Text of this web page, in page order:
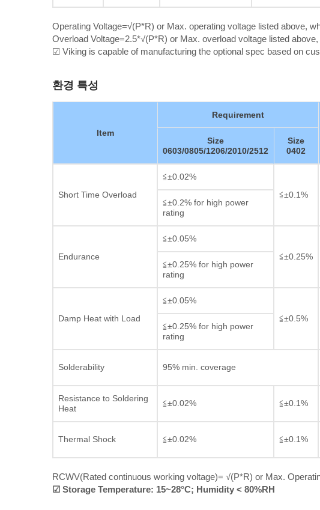
Operating Voltage=√(P*R) or Max. operating voltage listed above,
Overload Voltage=2.5*√(P*R) or Max. overload voltage listed
☑ Viking is capable of manufacturing the optional spec based on
환경 특성
Item
Requirement
Size
0603/0805/1206/2010/2512
Size
0402
Short Time Overload
≦±0.02%
≦±0.1%
≦±0.2% for high power
rating
Endurance
≦±0.05%
≦±0.25%
≦±0.25% for high power
rating
Damp Heat with Load
≦±0.05%
≦±0.5%
≦±0.25% for high power
rating
Solderability 95% min. coverage
Resistance to Soldering
Heat
≦±0.02% ≦±0.1%
Thermal Shock ≦±0.02% ≦±0.1%
RCWV(Rated continuous working voltage)= √(P*R) or Max.
☑ Storage Temperature: 15~28°C; Humidity < 80%RH